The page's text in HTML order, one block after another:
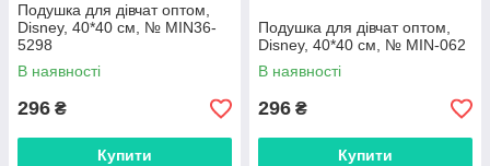
Подушка для дівчат оптом,
Disney, 40*40 см, № MIN36-
5298
В наявності
296 ₴
Купити
Подушка для дівчат оптом,
Disney, 40*40 см, № MIN-062
В наявності
296 ₴
Купити